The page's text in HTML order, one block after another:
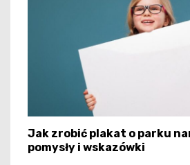
Jak zrobić plakat o parku
pomysły i wskazówki